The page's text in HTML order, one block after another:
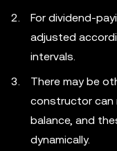
For dividend-
adjusted
intervals.
There may be
constructor
balance, and
dynamically.